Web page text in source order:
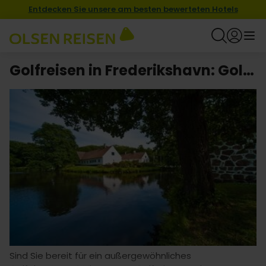
Entdecken Sie unsere am besten bewerteten Hotels
Golfreisen in Frederikshavn: Golf, Natur und Entspannung
Sind Sie bereit für ein außergewöhnliches